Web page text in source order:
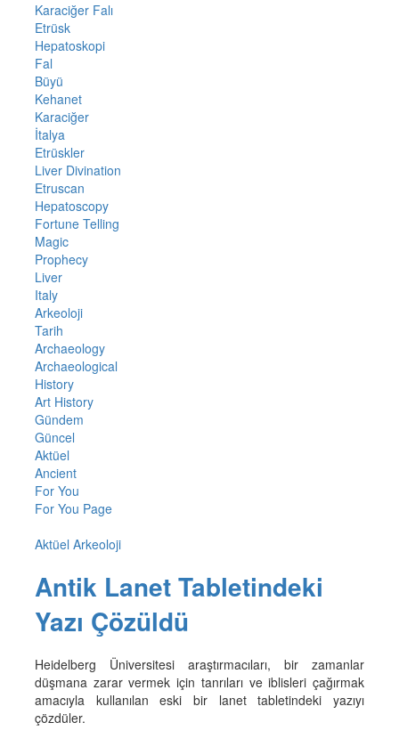
Karaciğer Falı
Etrüsk
Hepatoskopi
Fal
Büyü
Kehanet
Karaciğer
İtalya
Etrüskler
Liver Divination
Etruscan
Hepatoscopy
Fortune Telling
Magic
Prophecy
Liver
Italy
Arkeoloji
Tarih
Archaeology
Archaeological
History
Art History
Gündem
Güncel
Aktüel
Ancient
For You
For You Page
Aktüel Arkeoloji
Antik Lanet Tabletindeki
Yazı Çözüldü
Heidelberg Üniversitesi araştırmacıları, bir zamanlar
düşmana zarar vermek için tanrıları ve iblisleri çağırmak
amacıyla kullanılan eski bir lanet tabletindeki yazıyı
çözdüler.